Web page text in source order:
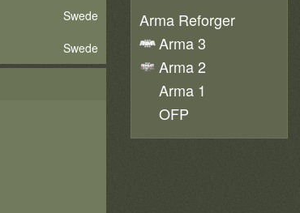
Swede
Swede
Arma Reforger
Arma 3
Arma 2
Arma 1
OFP